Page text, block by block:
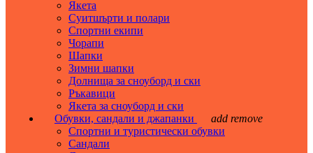
Якета
Суитшърти и полари
Спортни екипи
Чорапи
Шапки
Зимни шапки
Долнища за сноуборд и ски
Ръкавици
Якета за сноуборд и ски
Обувки, сандали и джапанки
add remove
Спортни и туристически обувки
Сандали